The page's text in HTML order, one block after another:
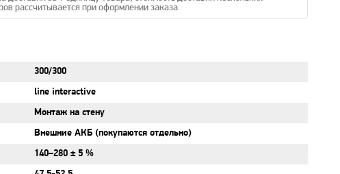
рассчитывается при оформлении заказа.
300/300
line interactive
Монтаж на стену
Внешние АКБ (покупаются отдельно)
140–280 ± 5 %